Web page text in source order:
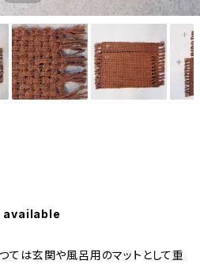
ては玄関や風呂用のマットとして重